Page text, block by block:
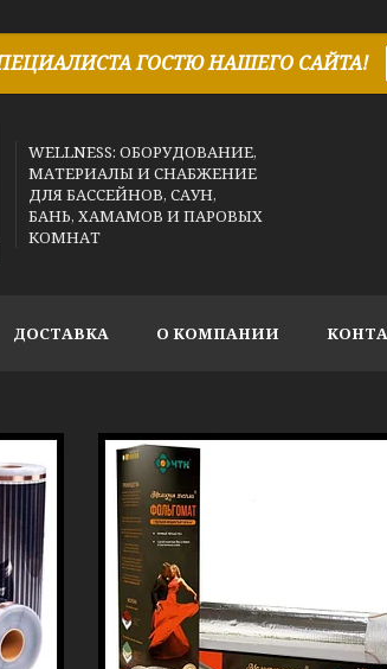
ГОСТЮ НАШЕГО САЙТА!
WELLNESS: ОБОРУДОВАНИЕ,
МАТЕРИАЛЫ И СНАБЖЕНИЕ
ДЛЯ БАССЕЙНОВ, САУН,
БАНЬ, ХАМАМОВ И ПАРОВЫХ
КОМНАТ
ДОСТАВКА О КОМПАНИИ